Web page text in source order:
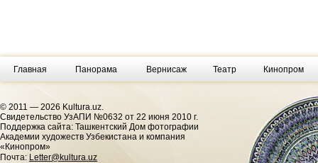
Главная Панорама Вернисаж Театр Кинопром
© 2011 — 2026 Kultura.uz.
Cвидетельство УзАПИ №0632 от 22 июня 2010 г.
Поддержка сайта: Ташкентский Дом фотографии
Академии художеств Узбекистана и компания
«Кинопром»
Почта: Letter@kultura.uz